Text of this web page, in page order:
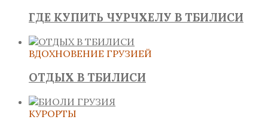
ГДЕ КУПИТЬ ЧУРЧХЕЛУ В ТБИЛИСИ
ВДОХНОВЕНИЕ ГРУЗИЕЙ
ОТДЫХ В ТБИЛИСИ
КУРОРТЫ